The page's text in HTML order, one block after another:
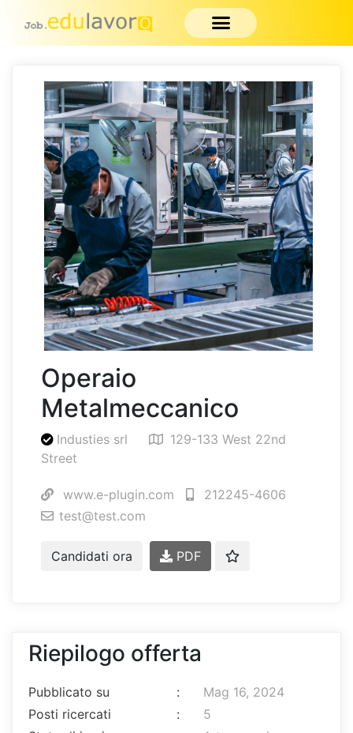
Operaio
Metalmeccanico
Industies srl
129-133 West 22nd
Street
www.e-plugin.com
212245-4606
test@test.com
Candidati ora PDF
Riepilogo offerta
Pubblicato su :
Mag 16, 2024
Posti ricercati
:
5